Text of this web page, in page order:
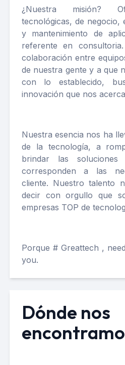
¿Nuestra misión?
tecnológicas, de negocio,
y mantenimiento de
referente en
colaboración entre
de nuestra gente y a que
con lo establecido,
innovación que nos
Nuestra esencia nos ha
de la tecnología, a
brindar las
corresponden a las
cliente. Nuestro talento
decir con orgullo que
empresas TOP de
Porque # Greattech ,
you.
Dónde nos